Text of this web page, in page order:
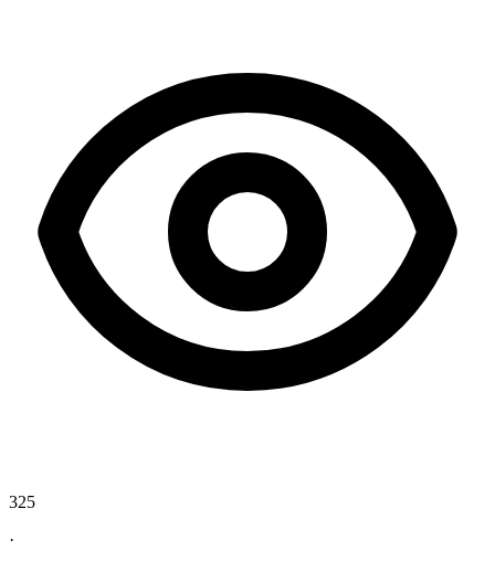
325
·